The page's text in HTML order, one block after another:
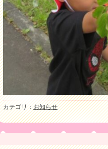
カテゴリ：お知らせ